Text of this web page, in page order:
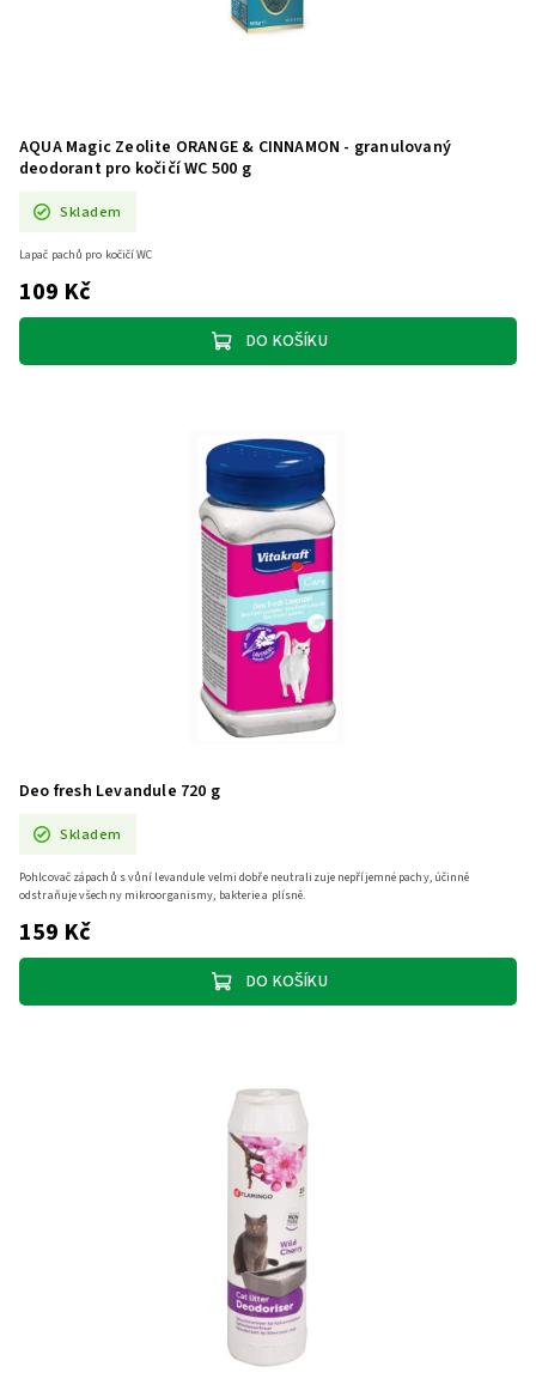
AQUA Magic Zeolite ORANGE & CINNAMON - granulovaný
deodorant pro kočičí WC 500 g
Skladem
109 Kč
DO KOŠÍKU
Lapač pachů pro kočičí WC
Deo fresh Levandule 720 g
Skladem
159 Kč
DO KOŠÍKU
Pohlcovač zápachů s vůní levandule velmi dobře neutralizuje nepříjemné pachy, účinně
odstraňuje všechny mikroorganismy, bakterie a plísně.